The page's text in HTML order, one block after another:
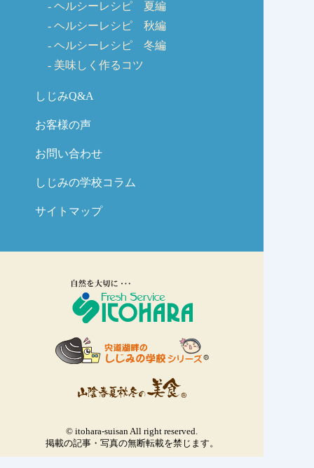
ヘルシーレシピ 夏編
ヘルシーレシピ 秋編
ヘルシーレシピ 冬編
美味しく作るコツ
しじみQ&A
お客様の声
お問い合わせ
しじみの学校コラム
サイトマップ
© itohara-suisan All right reserved.
掲載の記事・写真の無断転載を禁じます。